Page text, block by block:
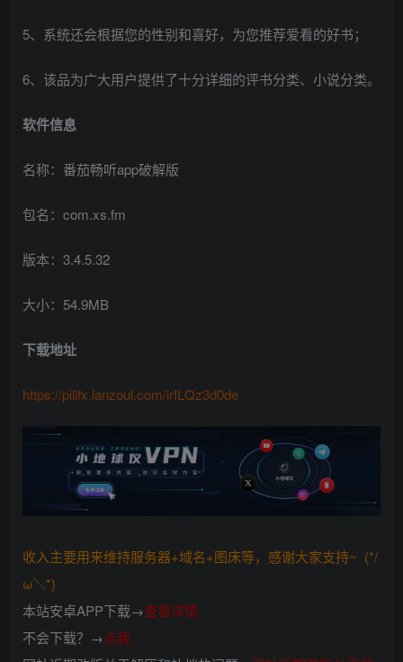
5、系统还会根据您的性别和喜好，为您推荐爱看的好书；
6、该品为广大用户提供了十分详细的评书分类、小说分类。
软件信息
名称：番茄畅听app破解版
包名：com.xs.fm
版本：3.4.5.32
大小：54.9MB
下载地址
https://pilifx.lanzoul.com/irILQz3d0de
收入主要用来维持服务器+域名+图床等，感谢大家支持~ (*/
ω＼*)
本站安卓APP下载→查看详情
不会下载？→点我